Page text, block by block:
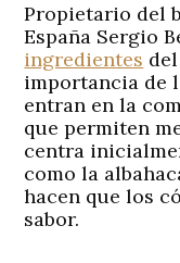
Propietario del
España Sergio
ingredientes
importancia de
entran en la
que permiten
centra
como la
hacen que los
sabor.